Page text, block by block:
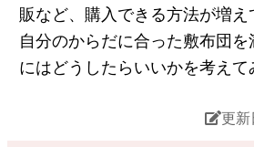
販など、購入できる方法が増え
自分のからだに合った敷布団
にはどうしたらいいかを考えて
更